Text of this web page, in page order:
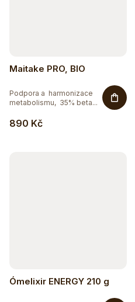
Maitake PRO, BIO
890 Kč
Podpora a harmonizace
metabolismu, 35% beta...
Ómelixir ENERGY 210 g